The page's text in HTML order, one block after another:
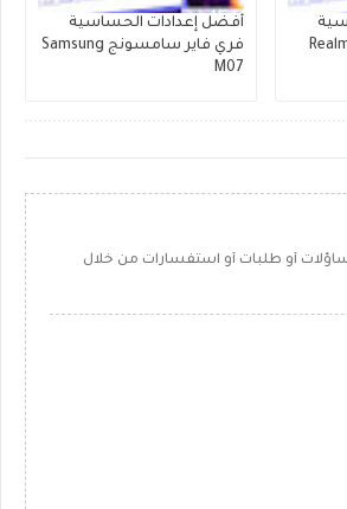
أفضل إعدادات الحساسية
فري فاير سامسونج Samsung
M07
أو طلبات أو استفسارات من خلال